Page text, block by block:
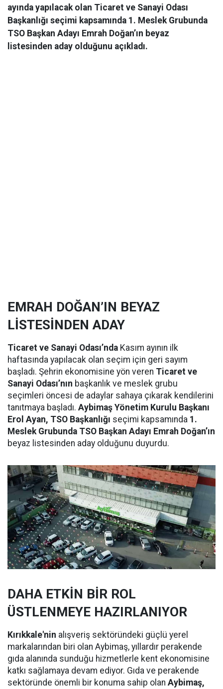
ayında yapılacak olan Ticaret ve Sanayi Odası
Başkanlığı seçimi kapsamında 1. Meslek Grubunda
TSO Başkan Adayı Emrah Doğan’ın beyaz
listesinden aday olduğunu açıkladı.
EMRAH DOĞAN’IN BEYAZ
LİSTESİNDEN ADAY
Ticaret ve Sanayi Odası’nda Kasım ayının ilk
haftasında yapılacak olan seçim için geri sayım
başladı. Şehrin ekonomisine yön veren Ticaret ve
Sanayi Odası’nın başkanlık ve meslek grubu
seçimleri öncesi de adaylar sahaya çıkarak kendilerini
tanıtmaya başladı. Aybimaş Yönetim Kurulu Başkanı
Erol Ayan, TSO Başkanlığı seçimi kapsamında 1.
Meslek Grubunda TSO Başkan Adayı Emrah Doğan’ın
beyaz listesinden aday olduğunu duyurdu.
DAHA ETKİN BİR ROL
ÜSTLENMEYE HAZIRLANIYOR
Kırıkkale'nin alışveriş sektöründeki güçlü yerel
markalarından biri olan Aybimaş, yıllardır perakende
gıda alanında sunduğu hizmetlerle kent ekonomisine
katkı sağlamaya devam ediyor. Gıda ve perakende
sektöründe önemli bir konuma sahip olan Aybimaş,